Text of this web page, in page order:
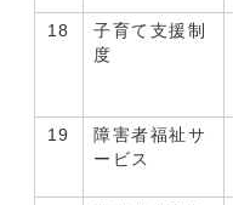
18
子育て支援制
度
19
障害者福祉サ
ービス